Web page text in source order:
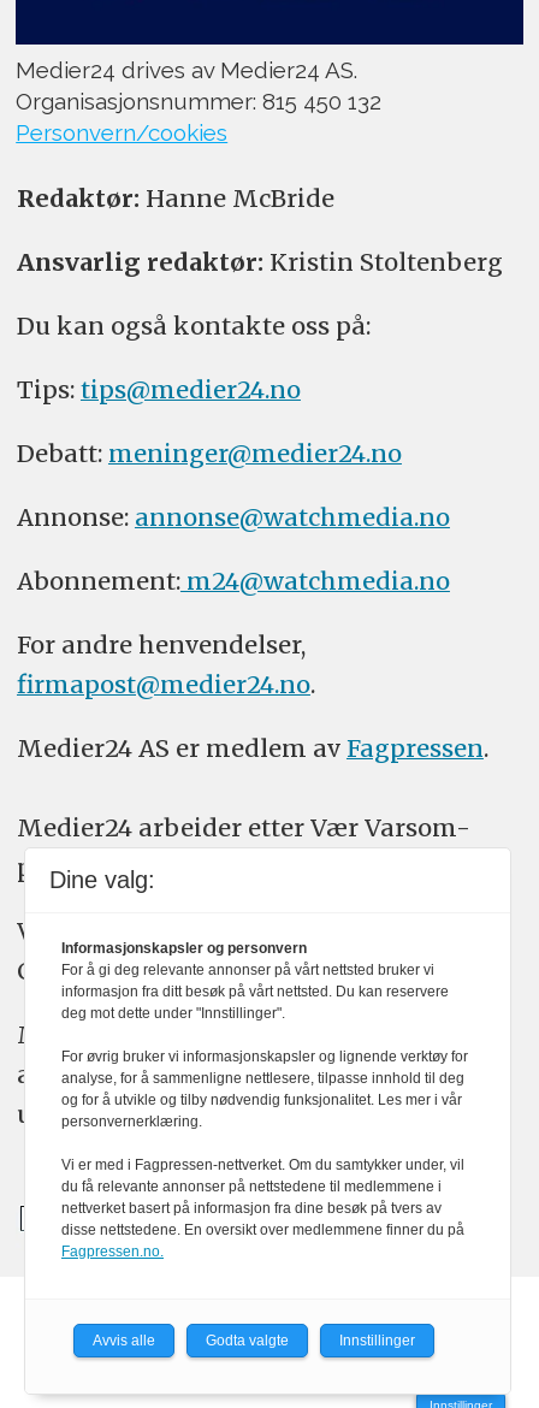
Medier24 drives av Medier24 AS.
Organisasjonsnummer: 815 450 132
Personvern/cookies
Redaktør: Hanne McBride
Ansvarlig redaktør: Kristin Stoltenberg
Du kan også kontakte oss på:
Tips: tips@medier24.no
Debatt: meninger@medier24.no
Annonse: annonse@watchmedia.no
Abonnement:m24@watchmedia.no
For andre henvendelser,
firmapost@medier24.no.
Medier24 AS er medlem av Fagpressen.
Medier24 arbeider etter Vær Varsom-
plakatens regler for god presseskikk.
Vi bruker KI-verktøy som ChatGPT,
Claude, og Gemini i journalistikken vår.
Medier24s redaksjon har alltid det fulle
ansvar for publisert innhold, med eller
uten bruk av kunstig intelligens.
Powered by Labrador CMS
Innstillinger
Dine valg:
Informasjonskapsler og personvern
For å gi deg relevante annonser på vårt nettsted bruker vi
informasjon fra ditt besøk på vårt nettsted. Du kan reservere
deg mot dette under "Innstillinger".
For øvrig bruker vi informasjonskapsler og lignende verktøy for
analyse, for å sammenligne nettlesere, tilpasse innhold til deg
og for å utvikle og tilby nødvendig funksjonalitet. Les mer i vår
personvernerklæring.
Vi er med i Fagpressen-nettverket. Om du samtykker under, vil
du få relevante annonser på nettstedene til medlemmene i
nettverket basert på informasjon fra dine besøk på tvers av
disse nettstedene. En oversikt over medlemmene finner du på
Fagpressen.no.
Avvis alle Godta valgte Innstillinger